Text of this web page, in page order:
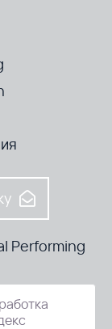
Performing
Russia